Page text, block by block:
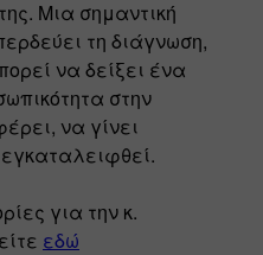
Μια σημαντική
τη διάγνωση,
να δείξει ένα
στην
να γίνει
για την κ.
εδώ